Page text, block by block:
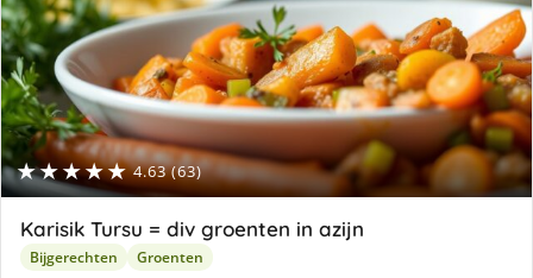
★★★★★ 4.63 (63)
Karisik Tursu = div groenten in azijn
Bijgerechten Groenten